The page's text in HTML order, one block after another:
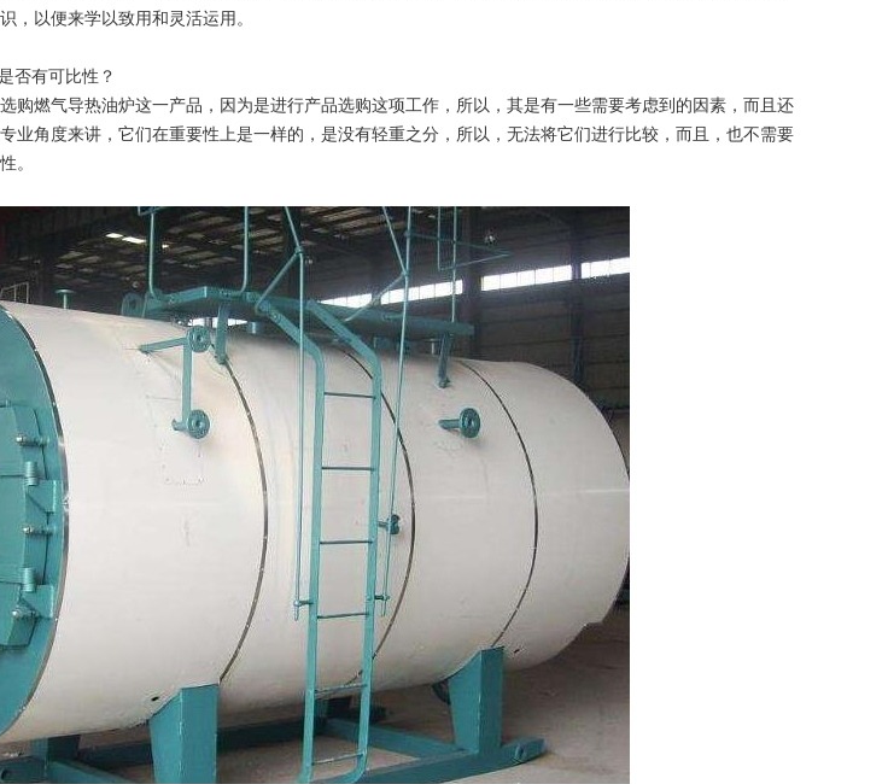
，以便来学以致用和灵活运用。
否有可比性？
购燃气导热油炉这一产品，因为是进行产品选购这项工作，所以，其是有一些需要考虑到的因素，而且还
业角度来讲，它们在重要性上是一样的，是没有轻重之分，所以，无法将它们进行比较，而且，也不需要
。